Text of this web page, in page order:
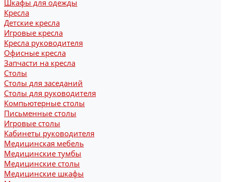
Шкафы для одежды
Кресла
Детские кресла
Игровые кресла
Кресла руководителя
Офисные кресла
Запчасти на кресла
Столы
Столы для заседаний
Столы для руководителя
Компьютерные столы
Письменные столы
Игровые столы
Кабинеты руководителя
Медицинская мебель
Медицинские тумбы
Медицинские столы
Медицинские шкафы